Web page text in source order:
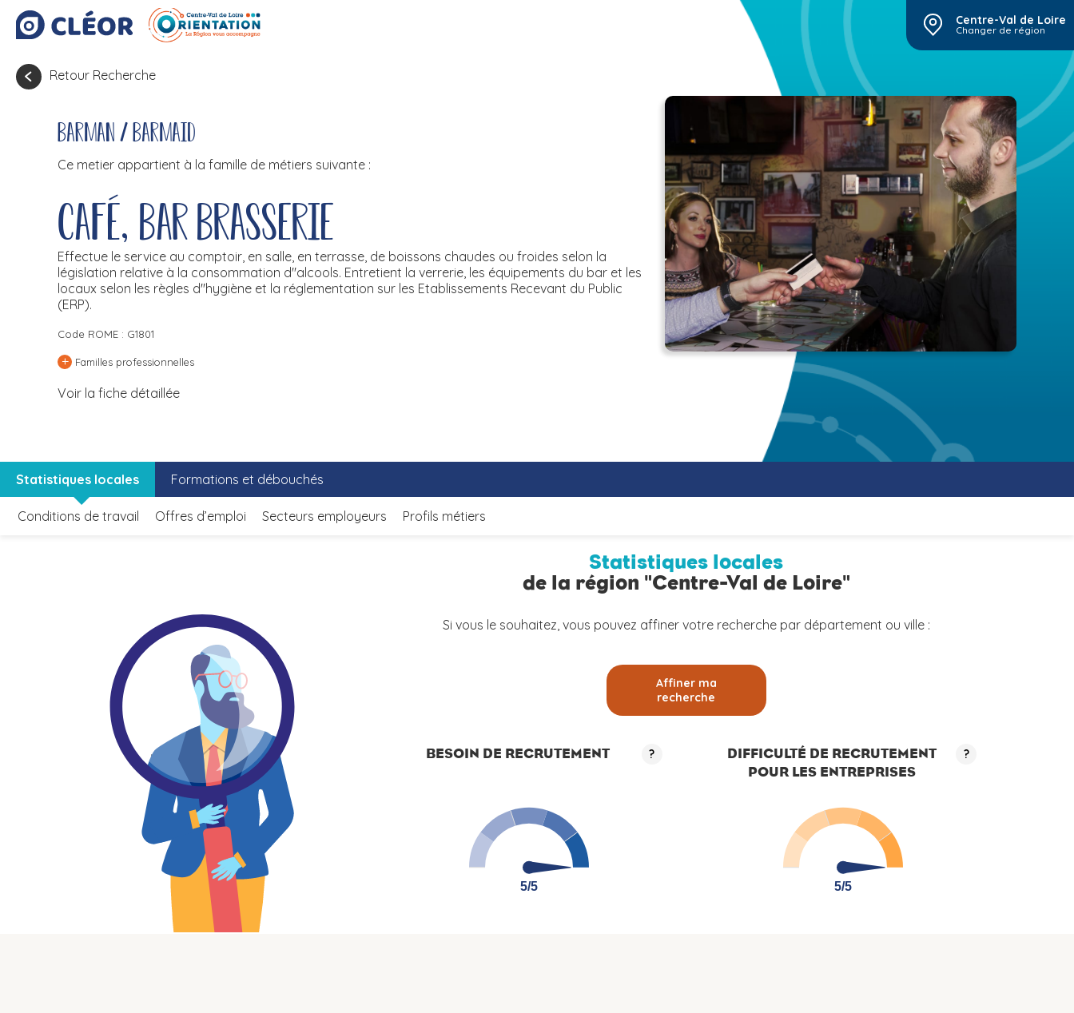
Centre-Val de Loire
Changer de région
Retour Recherche
Barman / Barmaid
Ce metier appartient à la famille de métiers suivante :
Café, bar brasserie
Effectue le service au comptoir, en salle, en terrasse, de boissons chaudes ou froides selon la
législation relative à la consommation d''alcools. Entretient la verrerie, les équipements du bar et les
locaux selon les règles d''hygiène et la réglementation sur les Etablissements Recevant du Public
(ERP).
Code ROME : G1801
+ Familles professionnelles
Voir la fiche détaillée
Statistiques locales Formations et débouchés
Conditions de travail Offres d’emploi Secteurs employeurs Profils métiers
Statistiques locales
de la région "Centre-Val de Loire"
Si vous le souhaitez, vous pouvez affiner votre recherche par département ou ville :
Affiner ma
recherche
BESOIN DE RECRUTEMENT ?
5/5
5/5
DIFFICULTÉ DE RECRUTEMENT
POUR LES ENTREPRISES
?
5/5
5/5